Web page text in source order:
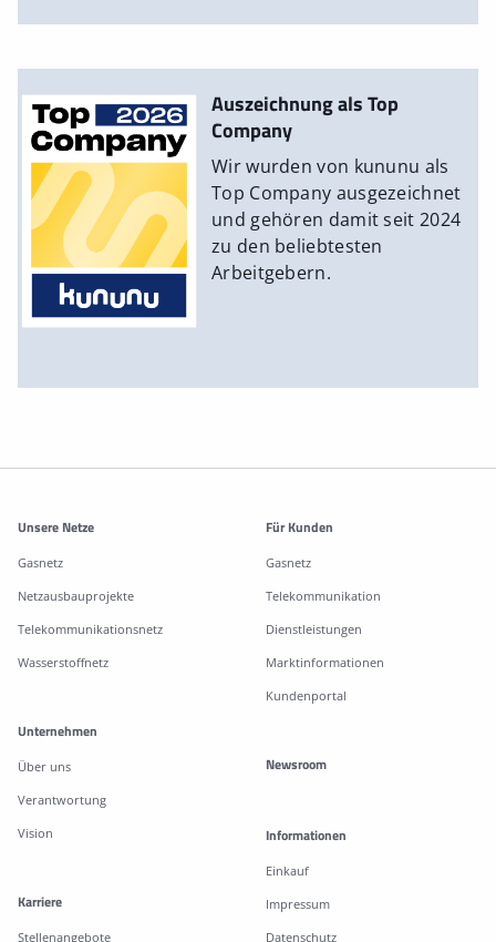
Auszeichnung als Top
Company
Wir wurden von kununu als
Top Company ausgezeichnet
und gehören damit seit 2024
zu den beliebtesten
Arbeitgebern.
Weitere Informationen
Unsere Netze
Gasnetz
Netzausbauprojekte
Telekommunikationsnetz
Wasserstoffnetz
Für Kunden
Gasnetz
Telekommunikation
Dienstleistungen
Marktinformationen
Kundenportal
Unternehmen
Über uns
Verantwortung
Vision
Karriere
Stellenangebote
Newsroom
Informationen
Einkauf
Impressum
Datenschutz